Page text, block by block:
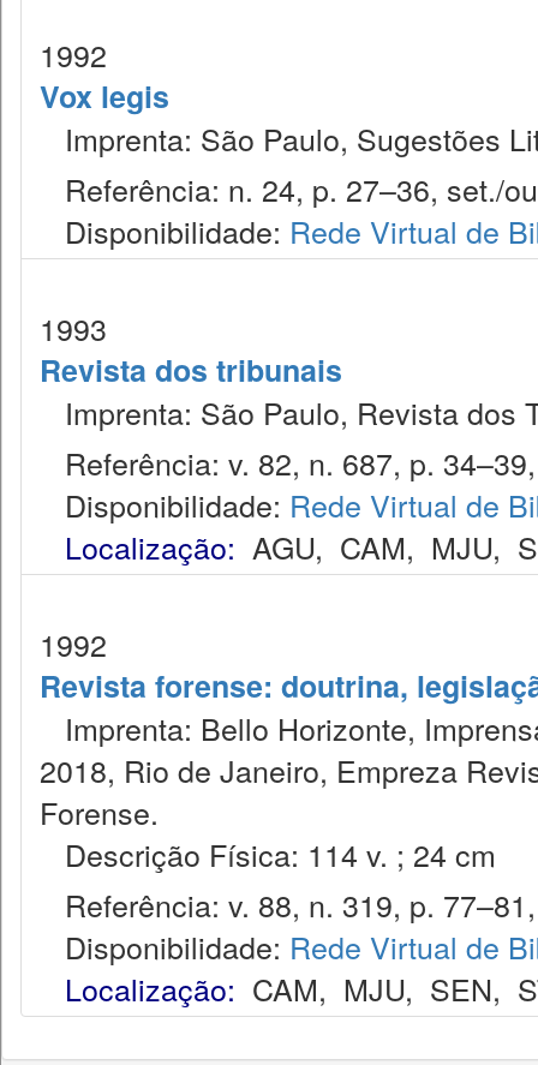
1992
Vox legis
Imprenta: São Paulo, Sugestões
Referência: n. 24, p. 27–36, set./
Disponibilidade: Rede Virtual de
1993
Revista dos tribunais
Imprenta: São Paulo, Revista dos
Referência: v. 82, n. 687, p.
Disponibilidade: Rede Virtual de
Localização: AGU, CAM, MJU,
1992
Revista forense: doutrina,
Imprenta: Bello Horizonte,
2018, Rio de Janeiro, Empreza
Forense.
Descrição Física: 114 v. ; 24 cm
Referência: v. 88, n. 319, p.
Disponibilidade: Rede Virtual de
Localização: CAM, MJU, SEN,